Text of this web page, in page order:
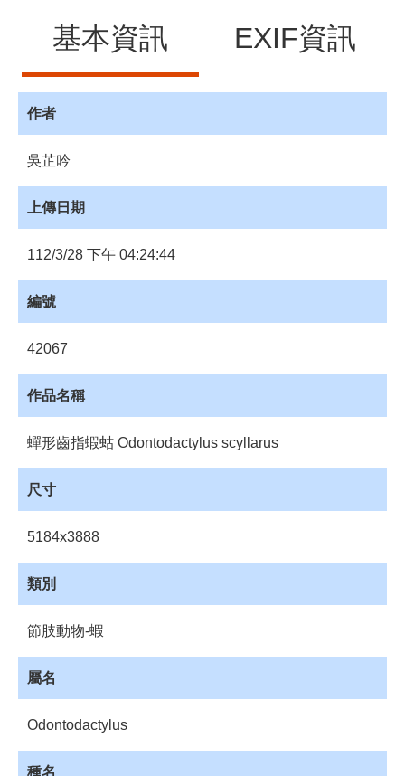
專
頁
入
網
站
覽
管
理
管
理
源
收
藏
登
入
基本資訊 EXIF資訊
作者
吳芷吟
上傳日期
112/3/28 下午 04:24:44
編號
42067
作品名稱
蟬形齒指蝦蛄 Odontodactylus scyllarus
尺寸
5184x3888
類別
節肢動物-蝦
屬名
Odontodactylus
種名